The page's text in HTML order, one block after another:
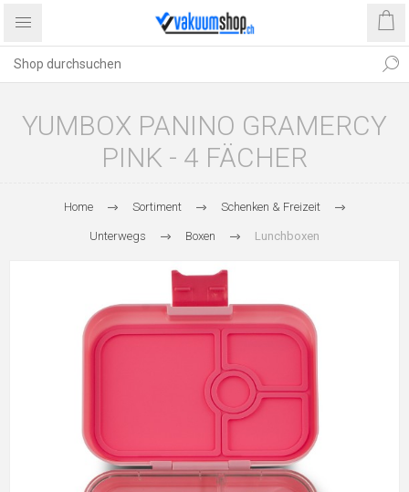
YUMBOX PANINO GRAMERCY
PINK - 4 FÄCHER
Home Sortiment Schenken & Freizeit
Unterwegs Boxen Lunchboxen